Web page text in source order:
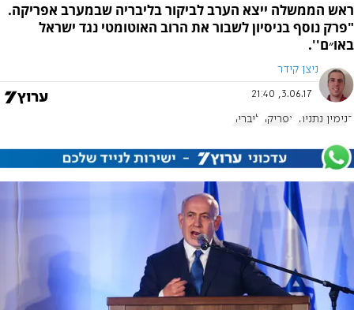
ראש הממשלה ייצא הערב לביקור בליבריה שבמערב אפריקה.
"פרק נוסף בניסיון לשבור את הרוב האוטומטי נגד ישראל
באו״ם''.
ניצן קידר
3.06.17, 21:40
בנימין נתניהו אפריקה ליבריה